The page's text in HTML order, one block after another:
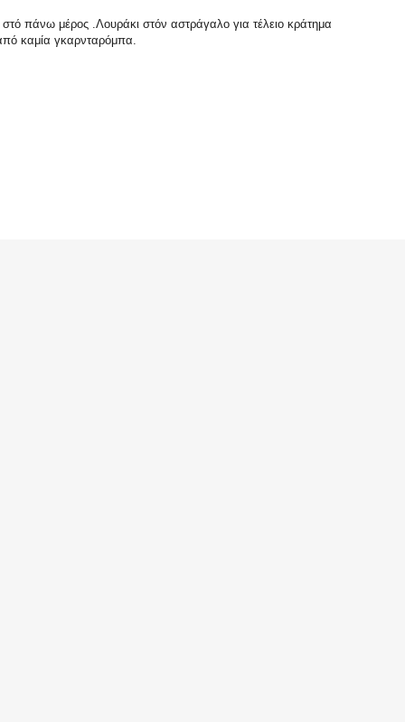
πάνω μέρος .Λουράκι στόν αστράγαλο για τέλειο κράτημα
καμία γκαρνταρόμπα.